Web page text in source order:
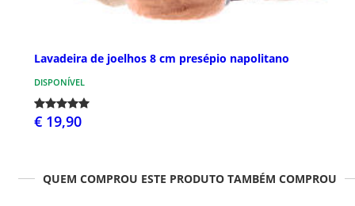
Lavadeira de joelhos 8 cm presépio napolitano
DISPONÍVEL
€ 19,90
QUEM COMPROU ESTE PRODUTO TAMBÉM COMPROU